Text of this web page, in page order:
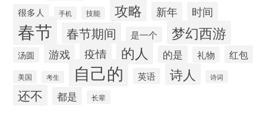
很多人 手机 技能 攻略 新年 时间
春节 春节期间 是一个 梦幻西游
汤圆 游戏 疫情 的人 的是 礼物 红包
美国 考生 自己的 英语 诗人 诗词
还不 都是 长辈